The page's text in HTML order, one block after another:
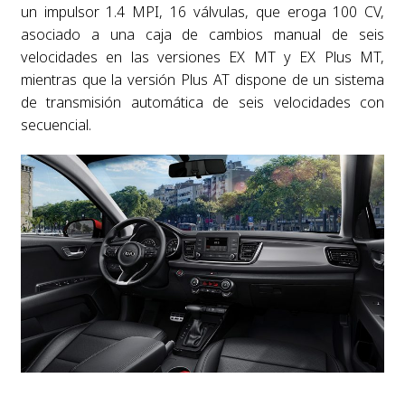
un impulsor 1.4 MPI, 16 válvulas, que eroga 100 CV,
asociado a una caja de cambios manual de seis
velocidades en las versiones EX MT y EX Plus MT,
mientras que la versión Plus AT dispone de un sistema
de transmisión automática de seis velocidades con
secuencial.